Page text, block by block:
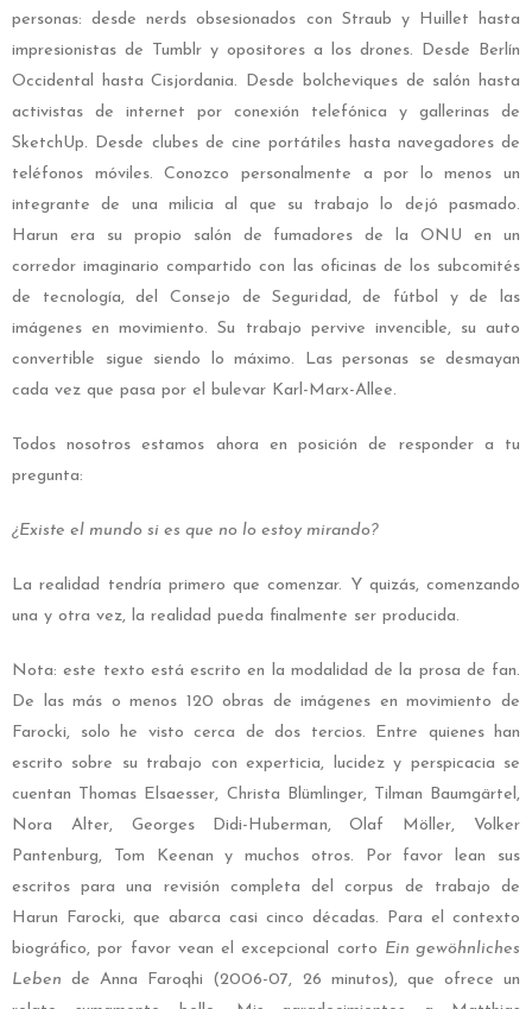
personas: desde nerds obsesionados con Straub y Huillet hasta
impresionistas de Tumblr y opositores a los drones. Desde Berlín
Occidental hasta Cisjordania. Desde bolcheviques de salón hasta
activistas de internet por conexión telefónica y gallerinas de
SketchUp. Desde clubes de cine portátiles hasta navegadores de
teléfonos móviles. Conozco personalmente a por lo menos un
integrante de una milicia al que su trabajo lo dejó pasmado.
Harun era su propio salón de fumadores de la ONU en un
corredor imaginario compartido con las oficinas de los subcomités
de tecnología, del Consejo de Seguridad, de fútbol y de las
imágenes en movimiento. Su trabajo pervive invencible, su auto
convertible sigue siendo lo máximo. Las personas se desmayan
cada vez que pasa por el bulevar Karl-Marx-Allee.
Todos nosotros estamos ahora en posición de responder a tu
pregunta:
¿Existe el mundo si es que no lo estoy mirando?
La realidad tendría primero que comenzar. Y quizás, comenzando
una y otra vez, la realidad pueda finalmente ser producida.
Nota: este texto está escrito en la modalidad de la prosa de fan.
De las más o menos 120 obras de imágenes en movimiento de
Farocki, solo he visto cerca de dos tercios. Entre quienes han
escrito sobre su trabajo con experticia, lucidez y perspicacia se
cuentan Thomas Elsaesser, Christa Blümlinger, Tilman Baumgärtel,
Nora Alter, Georges Didi-Huberman, Olaf Möller, Volker
Pantenburg, Tom Keenan y muchos otros. Por favor lean sus
escritos para una revisión completa del corpus de trabajo de
Harun Farocki, que abarca casi cinco décadas. Para el contexto
biográfico, por favor vean el excepcional corto Ein gewöhnliches
Leben de Anna Faroqhi (2006-07, 26 minutos), que ofrece un